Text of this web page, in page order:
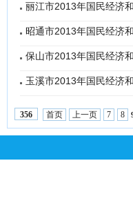
丽江市2013年国民经济
昭通市2013年国民经济
保山市2013年国民经济
玉溪市2013年国民经济
356 首页 上一页 7 8